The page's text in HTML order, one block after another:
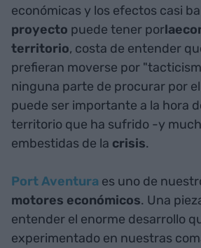
económicas y los efectos casi
proyecto puede tener por
territorio, costa de entender
prefieran moverse por
ninguna parte de procurar por
puede ser importante a la hora
territorio que ha sufrido -y
embestidas de la crisis.
Port Aventura es uno de
motores económicos. Una
entender el enorme desarrollo
experimentado en nuestras